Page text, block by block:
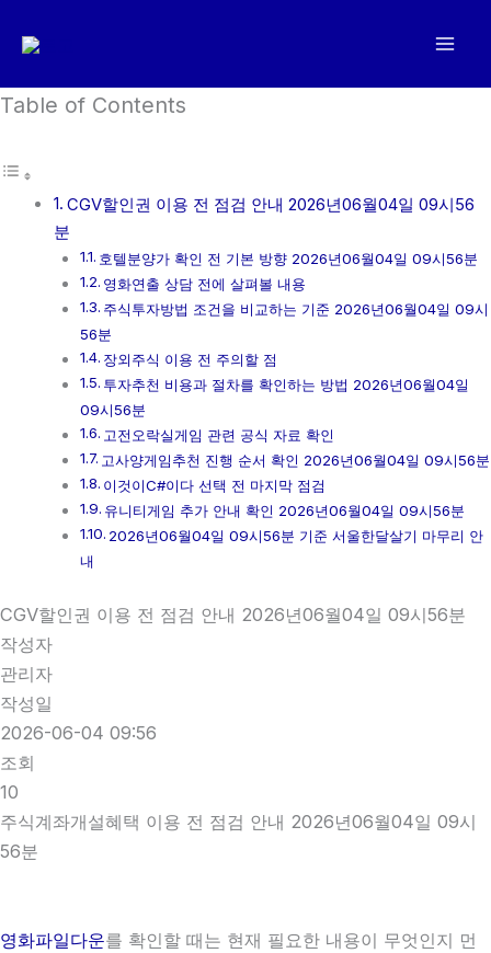
로
너
Table of Contents
CGV할인권 이용 전 점검 안내 2026년06월04일 09시56
분
호텔분양가 확인 전 기본 방향 2026년06월04일 09시56분
영화연출 상담 전에 살펴볼 내용
주식투자방법 조건을 비교하는 기준 2026년06월04일 09시
56분
장외주식 이용 전 주의할 점
투자추천 비용과 절차를 확인하는 방법 2026년06월04일
09시56분
고전오락실게임 관련 공식 자료 확인
고사양게임추천 진행 순서 확인 2026년06월04일 09시56분
이것이C#이다 선택 전 마지막 점검
유니티게임 추가 안내 확인 2026년06월04일 09시56분
2026년06월04일 09시56분 기준 서울한달살기 마무리 안
내
CGV할인권 이용 전 점검 안내 2026년06월04일 09시56분
작성자
관리자
작성일
2026-06-04 09:56
조회
10
주식계좌개설혜택 이용 전 점검 안내 2026년06월04일 09시
56분
영화파일다운를 확인할 때는 현재 필요한 내용이 무엇인지 먼